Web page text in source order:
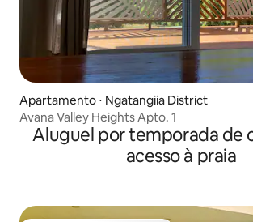
Apartamento ⋅ Ngatangiia District
Avana Valley Heights Apto. 1
Aluguel por temporada de
acesso à praia